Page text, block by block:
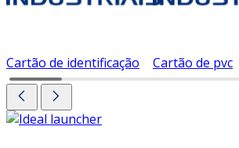
Cartão de identificação Cartão de pvc